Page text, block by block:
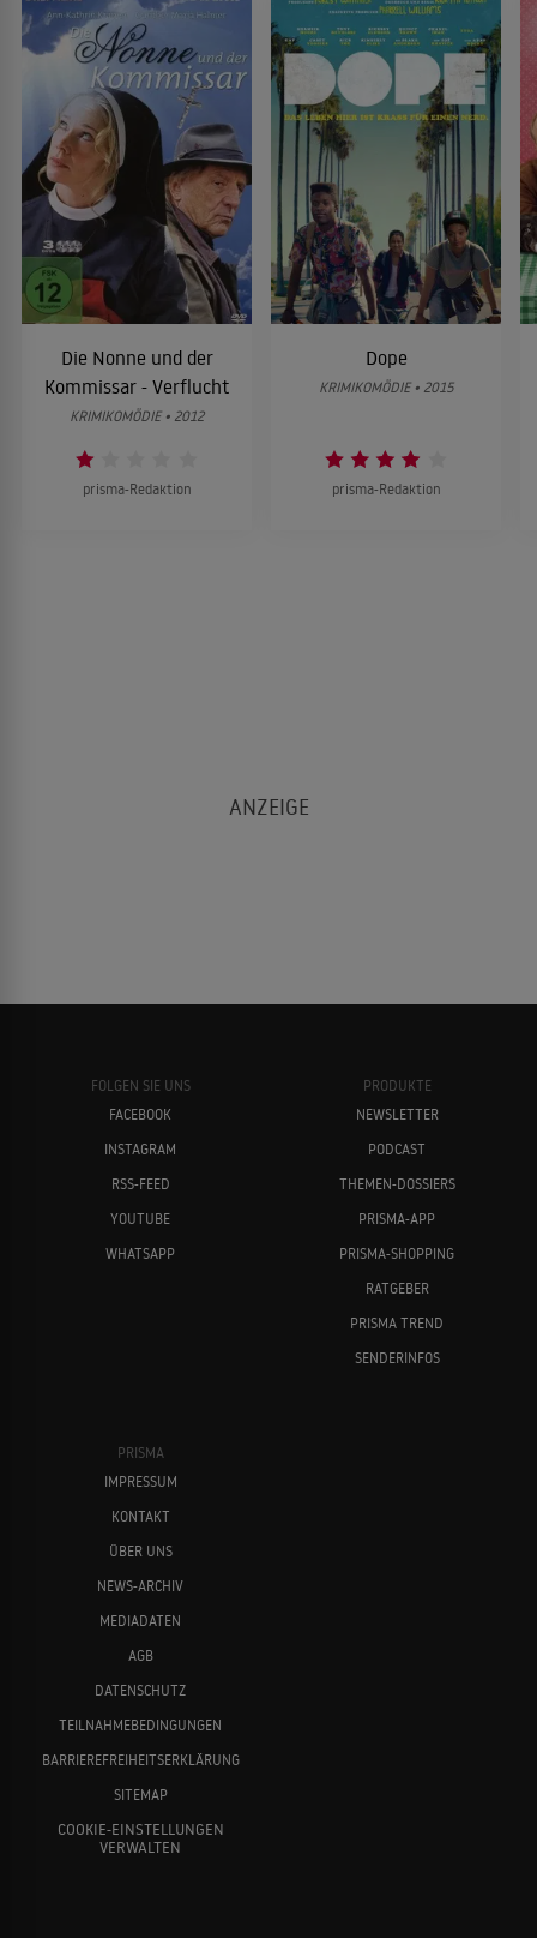
Die Nonne und der
Kommissar - Verflucht
KRIMIKOMÖDIE • 2012
prisma-Redaktion
Dope
KRIMIKOMÖDIE • 2015
prisma-Redaktion
FOLGEN SIE UNS
FACEBOOK
INSTAGRAM
RSS-FEED
YOUTUBE
WHATSAPP
PRODUKTE
NEWSLETTER
PODCAST
THEMEN-DOSSIERS
PRISMA-APP
PRISMA-SHOPPING
RATGEBER
PRISMA TREND
SENDERINFOS
PRISMA
IMPRESSUM
KONTAKT
ÜBER UNS
NEWS-ARCHIV
MEDIADATEN
AGB
DATENSCHUTZ
TEILNAHMEBEDINGUNGEN
BARRIEREFREIHEITSERKLÄRUNG
SITEMAP
COOKIE-EINSTELLUNGEN
VERWALTEN